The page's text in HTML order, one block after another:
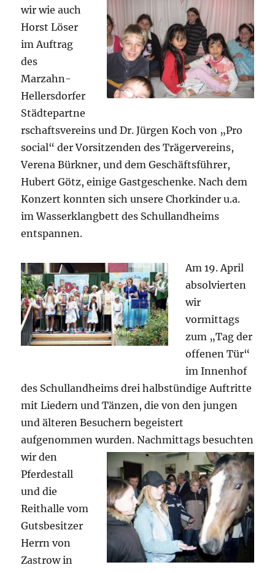
wir wie auch
Horst Löser
im Auftrag
des
Marzahn-
Hellersdorfer
Städtepartne
rschaftsvereins und Dr. Jürgen Koch von „Pro
social“ der Vorsitzenden des Trägervereins,
Verena Bürkner, und dem Geschäftsführer,
Hubert Götz, einige Gastgeschenke. Nach dem
Konzert konnten sich unsere Chorkinder u.a.
im Wasserklangbett des Schullandheims
entspannen.
Am 19. April
absolvierten
wir
vormittags
zum „Tag der
offenen Tür“
im Innenhof
des Schullandheims drei halbstündige Auftritte
mit Liedern und Tänzen, die von den jungen
und älteren Besuchern begeistert
aufgenommen wurden.Nachmittags besuchten
wir den
Pferdestall
und die
Reithalle vom
Gutsbesitzer
Herrn von
Zastrow in